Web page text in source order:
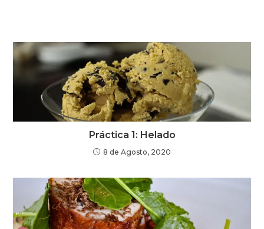
Práctica 1: Helado
8 de Agosto, 2020